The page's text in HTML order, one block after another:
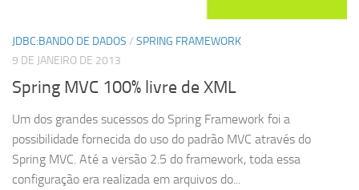
JDBC:BANDO DE DADOS / SPRING FRAMEWORK
9 DE JANEIRO DE 2013
Spring MVC 100% livre de XML
Um dos grandes sucessos do Spring Framework foi a
possibilidade fornecida do uso do padrão MVC através do
Spring MVC. Até a versão 2.5 do framework, toda essa
configuração era realizada em arquivos do...